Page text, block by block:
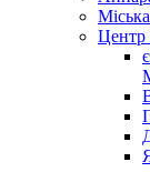
Центр